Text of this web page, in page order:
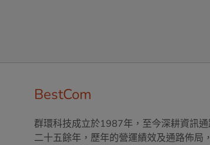
BestCom
群環科技成立於1987年，至今深耕資訊
二十五餘年，歷年的營運績效及通路佈局